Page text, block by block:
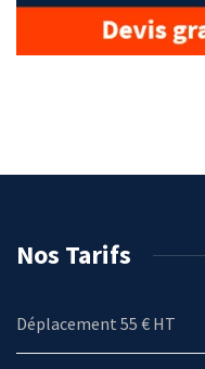
Nos Tarifs
Déplacement 55 € HT